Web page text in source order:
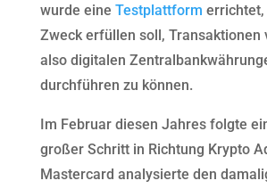
wurde eine Testplattform errichtet,
Zweck erfüllen soll, Transaktionen
also digitalen
durchführen zu können.
Im Februar diesen Jahres folgte
großer Schritt in Richtung Krypto
Mastercard analysierte den